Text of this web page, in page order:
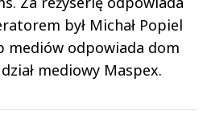
był Michał Popiel
mediów odpowiada dom
mediowy Maspex.